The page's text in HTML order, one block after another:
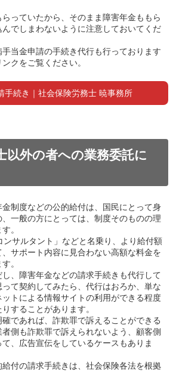
っていたから、そのまま障害年金ももら
でしまわないように注意しておいてくだ
当金申請の手続き代行も行っております
クをご覧ください。
手続き｜社会保険労務士 暁事務所
以外の者への業務委託に
制度などの公的給付は、国民にとって身
一般の方にとっては、制度そのものの理
。
ンサルタント」などと名乗り、より給付額
サポート内容に見合わない高額な料金を
。
、障害年金などの請求手続きも代行して
て契約してみたら、代行はおろか、単な
トによる情報サイトの利用ができる程度
することがあります。
であれば、詐欺罪で訴えることができる
側も詐欺罪で訴えられないよう、顧客側
、広告宣伝をしているケースもありま
付の請求手続きは、社会保険各法を根拠